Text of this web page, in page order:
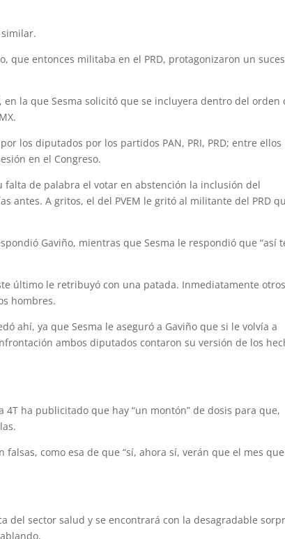
que entonces militaba en el PRD, protagonizaron un
la que Sesma solicitó que se incluyera dentro del orden
los diputados por los partidos PAN, PRI, PRD; entre ellos
en el Congreso.
de palabra el votar en abstención la inclusión del
antes. A gritos, el del PVEM le gritó al militante del PRD
Gaviño, mientras que Sesma le respondió que “así
último le retribuyó con una patada. Inmediatamente otros
hombres.
ahí, ya que Sesma le aseguró a Gaviño que si le volvía a
ambos diputados contaron su versión de los
ha publicitado que hay “un montón” de dosis para que,
como esa de que “sí, ahora sí, verán que el mes que
del sector salud y se encontrará con la desagradable